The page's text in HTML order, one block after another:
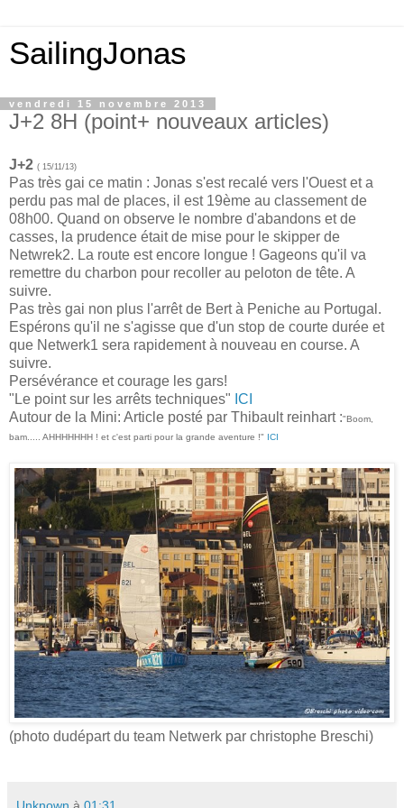
SailingJonas
vendredi 15 novembre 2013
J+2 8H (point+ nouveaux articles)
J+2 ( 15/11/13)
Pas très gai ce matin : Jonas s'est recalé vers l'Ouest et a
perdu pas mal de places, il est 19ème au classement de
08h00. Quand on observe le nombre d'abandons et de
casses, la prudence était de mise pour le skipper de
Netwrek2. La route est encore longue ! Gageons qu'il va
remettre du charbon pour recoller au peloton de tête. A
suivre.
Pas très gai non plus l'arrêt de Bert à Peniche au Portugal.
Espérons qu'il ne s'agisse que d'un stop de courte durée et
que Netwerk1 sera rapidement à nouveau en course. A
suivre.
Persévérance et courage les gars!
"Le point sur les arrêts techniques" ICI
Autour de la Mini: Article posté par Thibault reinhart :"Boom,
bam..... AHHHHHHH ! et c'est parti pour la grande aventure !" ICI
(photo dudépart du team Netwerk par christophe Breschi)
Unknown à 01:31